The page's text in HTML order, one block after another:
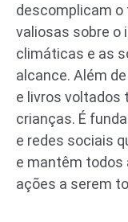
descomplicam
valiosas sobre o
climáticas e as
alcance. Além
e livros voltados
crianças. É
e redes sociais
e mantêm todos
ações a serem